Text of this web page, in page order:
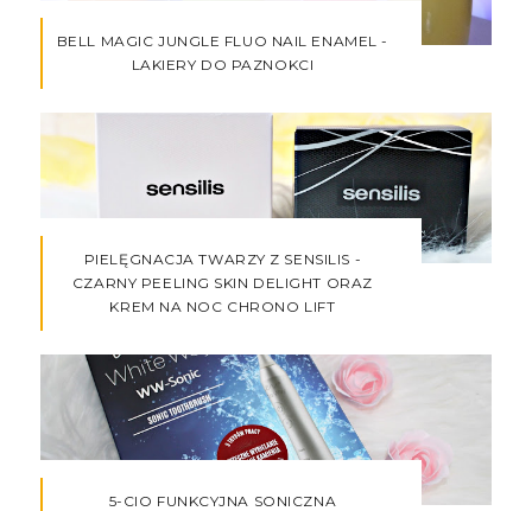
BELL MAGIC JUNGLE FLUO NAIL ENAMEL -
LAKIERY DO PAZNOKCI
PIELĘGNACJA TWARZY Z SENSILIS -
CZARNY PEELING SKIN DELIGHT ORAZ
KREM NA NOC CHRONO LIFT
5-CIO FUNKCYJNA SONICZNA